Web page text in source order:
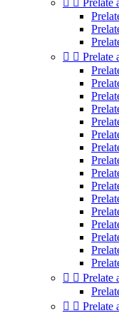
 
  Prelate
  Prelate
  Prelate